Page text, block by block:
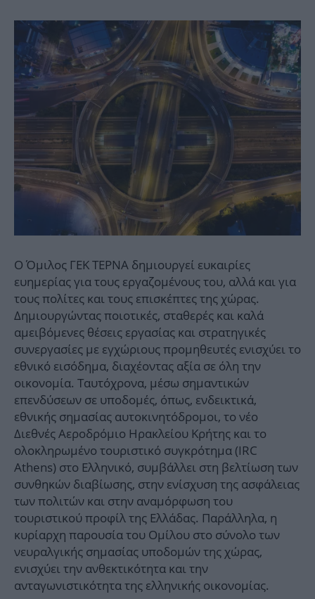
Ο Όμιλος ΓΕΚ ΤΕΡΝΑ δημιουργεί ευκαιρίες
ευημερίας για τους εργαζομένους του, αλλά και για
τους πολίτες και τους επισκέπτες της χώρας.
Δημιουργώντας ποιοτικές, σταθερές και καλά
αμειβόμενες θέσεις εργασίας και στρατηγικές
συνεργασίες με εγχώριους προμηθευτές ενισχύει το
εθνικό εισόδημα, διαχέοντας αξία σε όλη την
οικονομία. Ταυτόχρονα, μέσω σημαντικών
επενδύσεων σε υποδομές, όπως, ενδεικτικά,
εθνικής σημασίας αυτοκινητόδρομοι, το νέο
Διεθνές Αεροδρόμιο Ηρακλείου Κρήτης και το
ολοκληρωμένο τουριστικό συγκρότημα (IRC
Athens) στο Ελληνικό, συμβάλλει στη βελτίωση των
συνθηκών διαβίωσης, στην ενίσχυση της ασφάλειας
των πολιτών και στην αναμόρφωση του
τουριστικού προφίλ της Ελλάδας. Παράλληλα, η
κυρίαρχη παρουσία του Ομίλου στο σύνολο των
νευραλγικής σημασίας υποδομών της χώρας,
ενισχύει την ανθεκτικότητα και την
ανταγωνιστικότητα της ελληνικής οικονομίας.